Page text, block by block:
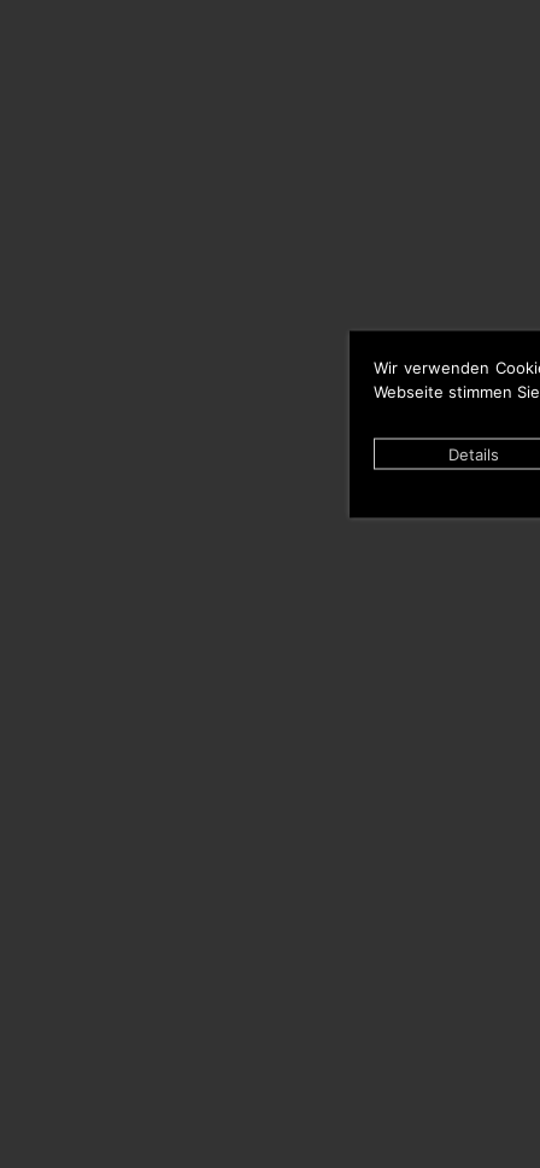
Wir verwenden
Webseite stimmen
Details